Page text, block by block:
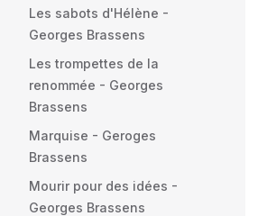
Les sabots d'Hélène -
Georges Brassens
Les trompettes de la
renommée - Georges
Brassens
Marquise - Geroges
Brassens
Mourir pour des idées -
Georges Brassens